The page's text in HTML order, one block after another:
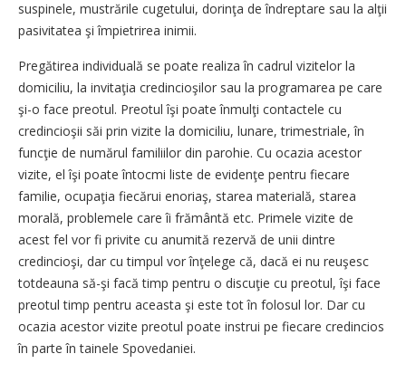
suspinele, mustrările cugetului, dorinţa de îndreptare sau la alţii
pasivitatea şi împietrirea inimii.
Pregătirea individuală se poate realiza în cadrul vizitelor la
domiciliu, la invitaţia credincioşilor sau la programarea pe care
şi-o face preotul. Preotul îşi poate înmulţi contactele cu
credincioşii săi prin vizite la domiciliu, lunare, trimestriale, în
funcţie de numărul familiilor din parohie. Cu ocazia acestor
vizite, el îşi poate întocmi liste de evidenţe pentru fiecare
familie, ocupaţia fiecărui enoriaş, starea materială, starea
morală, problemele care îi frământă etc. Primele vizite de
acest fel vor fi privite cu anumită rezervă de unii dintre
credincioşi, dar cu timpul vor înţelege că, dacă ei nu reuşesc
totdeauna să-şi facă timp pentru o discuţie cu preotul, îşi face
preotul timp pentru aceasta şi este tot în folosul lor. Dar cu
ocazia acestor vizite preotul poate instrui pe fiecare credincios
în parte în tainele Spovedaniei.